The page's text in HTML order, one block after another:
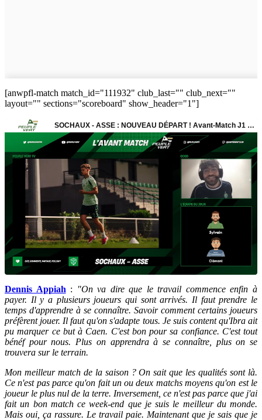
[anwpfl-match match_id="111932" club_last="" club_next=""
layout="" sections="scoreboard" show_header="1"]
Dennis Appiah :
"On va dire que le travail commence enfin à
payer. Il y a plusieurs joueurs qui sont arrivés. Il faut prendre le
temps d'apprendre à se connaître. Savoir comment certains joueurs
préfèrent jouer. Il faut qu'on s'adapte tous. Je suis content qu'Ibra ait
pu marquer ce but à Caen. C'est bon pour sa confiance. C'est tout
bénéf pour nous. Plus on apprendra à se connaître, plus on se
trouvera sur le terrain.
Mon meilleur match de la saison ? On sait que les qualités sont là.
Ce n'est pas parce qu'on fait un ou deux matchs moyens qu'on est le
joueur le plus nul de la terre. Inversement, ce n'est pas parce que j'ai
fait un bon match ce week-end que je suis le meilleur du monde.
Mais oui, ça rassure. Le travail paie. Maintenant que je sais que je